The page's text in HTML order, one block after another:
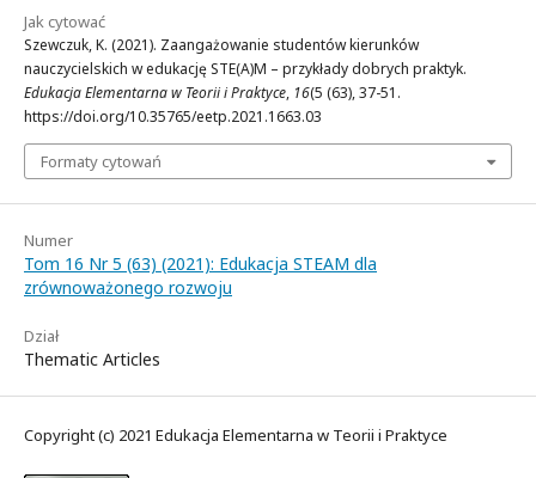
Jak cytować
Szewczuk, K. (2021). Zaangażowanie studentów kierunków
nauczycielskich w edukację STE(A)M – przykłady dobrych praktyk.
Edukacja Elementarna w Teorii i Praktyce, 16(5 (63), 37-51.
https://doi.org/10.35765/eetp.2021.1663.03
Formaty cytowań
Numer
Tom 16 Nr 5 (63) (2021): Edukacja STEAM dla
zrównoważonego rozwoju
Dział
Thematic Articles
Copyright (c) 2021 Edukacja Elementarna w Teorii i Praktyce